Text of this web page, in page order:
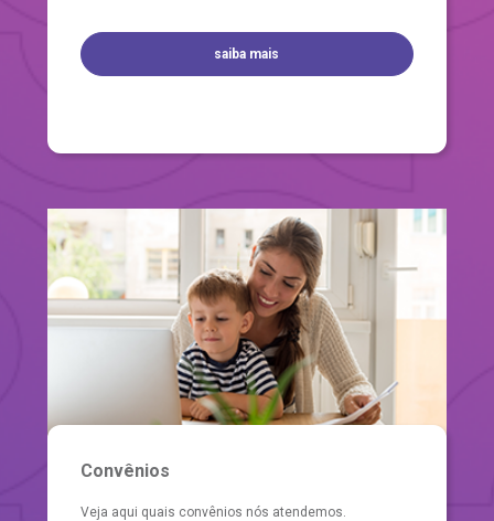
saiba mais
Convênios
Veja aqui quais convênios nós atendemos.